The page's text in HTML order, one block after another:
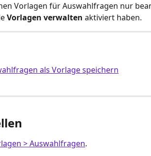
Vorlagen für Auswahlfragen nur
Vorlagen verwalten aktiviert haben.
als Vorlage speichern
> Auswahlfragen.